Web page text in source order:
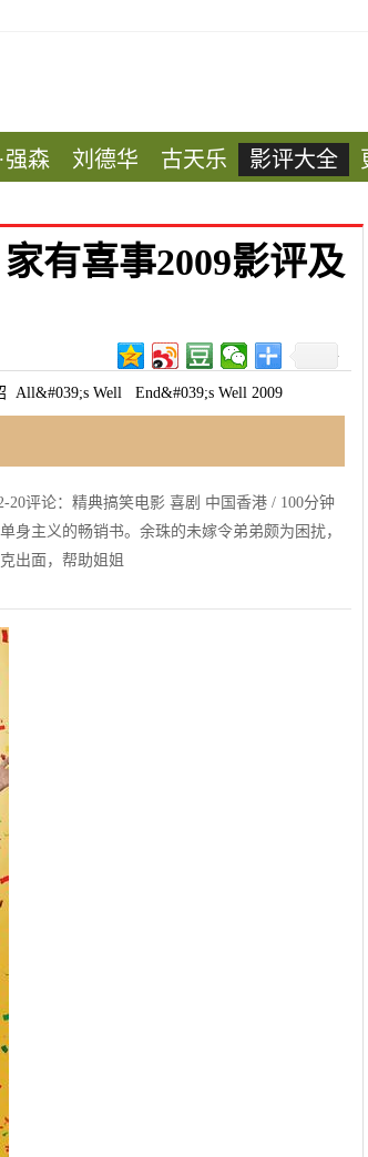
强森 刘德华 古天乐 影评大全
有喜事2009影评及
All&#039;s Well End&#039;s Well 2009
20评论：精典搞笑电影 喜剧 中国香港 / 100分钟
身主义的畅销书。余珠的未嫁令弟弟颇为困扰，
出面，帮助姐姐